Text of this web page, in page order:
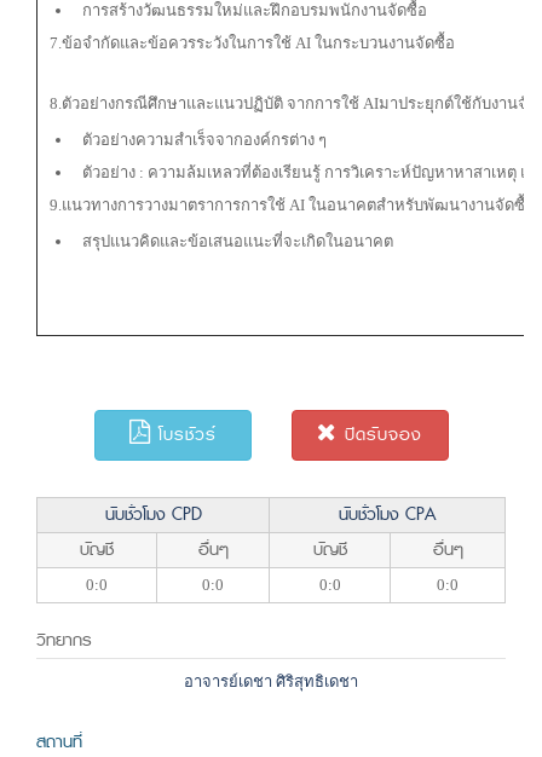
การสร้างวัฒนธรรมใหม่และฝึกอบรมพนักงานจัดซื้อ
7.ข้อจำกัดและข้อควรระวังในการใช้ AI ในกระบวนงานจัดซื้อ
8.ตัวอย่างกรณีศึกษาและแนวปฏิบัติ จากการใช้ AIมาประยุกต์ใช้กับงานจัด
ตัวอย่างความสำเร็จจากองค์กรต่าง ๆ
ตัวอย่าง : ความล้มเหลวที่ต้องเรียนรู้ การวิเคราะห์ปัญหาหาสาเหตุ แ
9.แนวทางการวางมาตราการการใช้ AI ในอนาคตสำหรับพัฒนางานจัดซื้อ
สรุปแนวคิดและข้อเสนอแนะที่จะเกิดในอนาคต
โบรชัวร์ ปิดรับจอง
นับชั่วโมง CPD
นับชั่วโมง CPA
บัญชี
อื่นๆ บัญชี อื่นๆ
0:0 0:0 0:0 0:0
วิทยากร
อาจารย์เดชา ศิริสุทธิเดชา
สถานที่